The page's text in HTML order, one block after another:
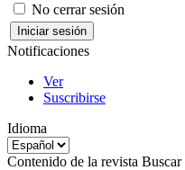
No cerrar sesión
Notificaciones
Ver
Suscribirse
Idioma
Contenido de la revista Buscar